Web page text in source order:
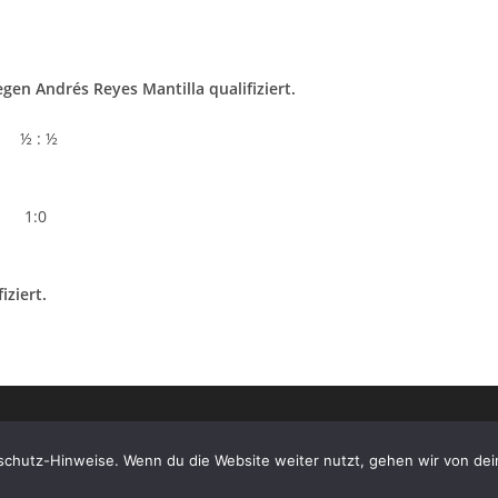
Andrés Reyes Mantilla qualifiziert.
½ : ½
1:0
Hinweise. Wenn du die Website weiter nutzt, gehen wir von